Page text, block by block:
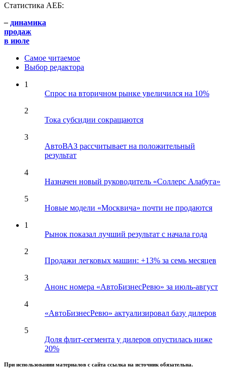
Статистика АЕБ:
– динамика
продаж
в июле
Самое читаемое
Выбор редактора
1
Спрос на вторичном рынке увеличился на 10%
2
Тока субсидии сокращаются
3
АвтоВАЗ рассчитывает на положительный
результат
4
Назначен новый руководитель «Соллерс Алабуга»
5
Новые модели «Москвича» почти не продаются
1
Рынок показал лучший результат с начала года
2
Продажи легковых машин: +13% за семь месяцев
3
Анонс номера «АвтоБизнесРевю» за июль-август
4
«АвтоБизнесРевю» актуализировал базу дилеров
5
Доля флит-сегмента у дилеров опустилась ниже
20%
При использовании материалов с сайта ссылка на источник обязательна.